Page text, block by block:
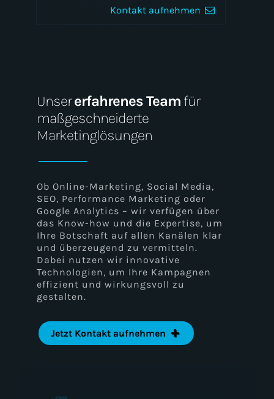
Kontakt aufnehmen
Unsererfahrenes Team für
maßgeschneiderte
Marketinglösungen
Ob Online-Marketing, Social Media,
SEO, Performance Marketing oder
Google Analytics – wir verfügen über
das Know-how und die Expertise, um
Ihre Botschaft auf allen Kanälen klar
und überzeugend zu vermitteln.
Dabei nutzen wir innovative
Technologien, um Ihre Kampagnen
effizient und wirkungsvoll zu
gestalten.
Jetzt Kontakt aufnehmen
(WPO)
A/B-Testing
Webdesign und Entwicklung
E-Commerce